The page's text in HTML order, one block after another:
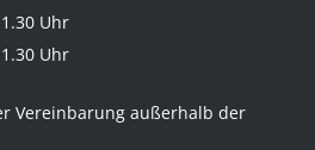
Uhr
Uhr
Vereinbarung außerhalb der